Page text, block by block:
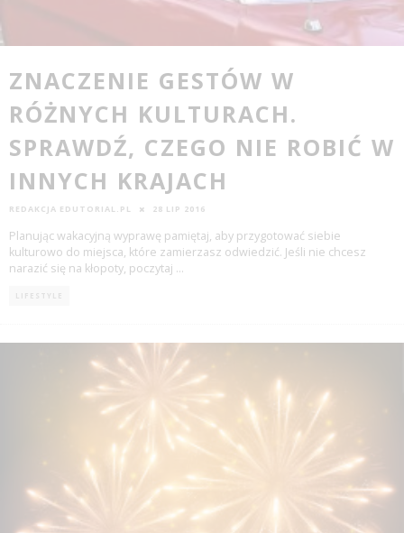
ZNACZENIE GESTÓW W
RÓŻNYCH KULTURACH.
SPRAWDŹ, CZEGO NIE ROBIĆ W
INNYCH KRAJACH
REDAKCJA EDUTORIAL.PL 28 LIP 2016
Planując wakacyjną wyprawę pamiętaj, aby przygotować siebie
kulturowo do miejsca, które zamierzasz odwiedzić. Jeśli nie chcesz
narazić się na kłopoty, poczytaj ...
LIFESTYLE